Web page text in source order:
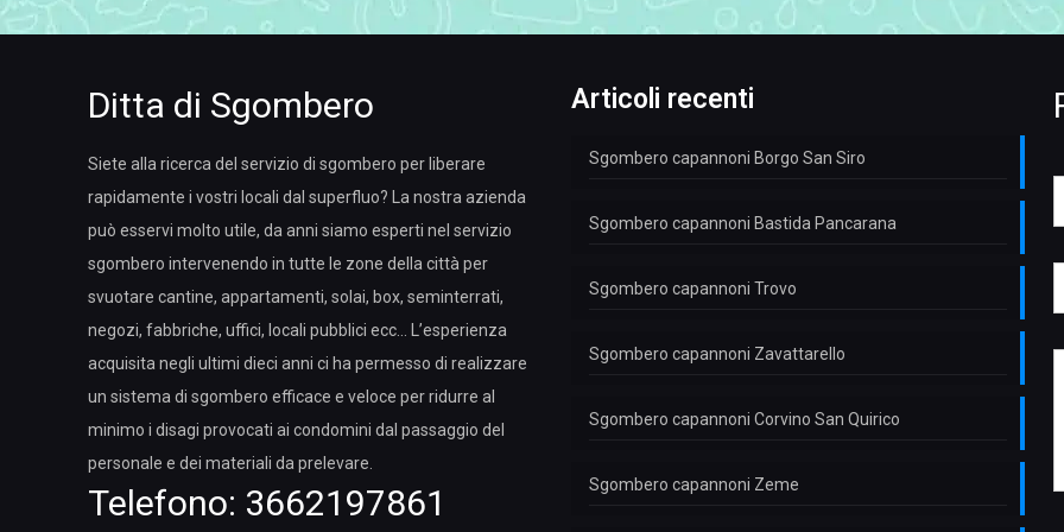
Ditta di Sgombero
Siete alla ricerca del servizio di sgombero per liberare
rapidamente i vostri locali dal superfluo? La nostra azienda
può esservi molto utile, da anni siamo esperti nel servizio
sgombero intervenendo in tutte le zone della città per
svuotare cantine, appartamenti, solai, box, seminterrati,
negozi, fabbriche, uffici, locali pubblici ecc… L’esperienza
acquisita negli ultimi dieci anni ci ha permesso di realizzare
un sistema di sgombero efficace e veloce per ridurre al
minimo i disagi provocati ai condomini dal passaggio del
personale e dei materiali da prelevare.
Telefono: 3662197861
Articoli recenti
Sgombero capannoni Borgo San Siro
Sgombero capannoni Bastida Pancarana
Sgombero capannoni Trovo
Sgombero capannoni Zavattarello
Sgombero capannoni Corvino San Quirico
Sgombero capannoni Zeme
*
l
f